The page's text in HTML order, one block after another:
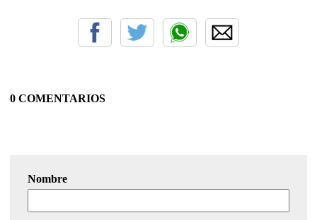
0 COMENTARIOS
Nombre